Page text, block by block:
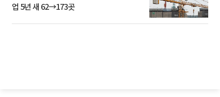
업 5년 새 62→173곳